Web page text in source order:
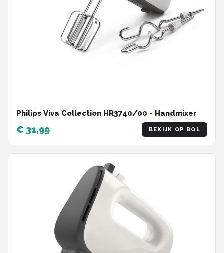
Philips Viva Collection HR3740/00 - Handmixer
€ 31,99 BEKIJK OP BOL